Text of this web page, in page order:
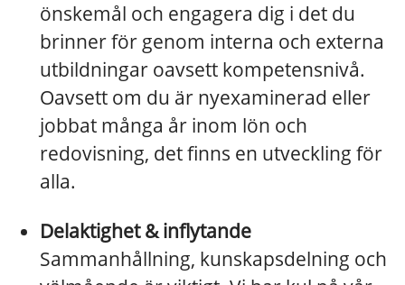
önskemål och engagera dig i det du
brinner för genom interna och externa
utbildningar oavsett kompetensnivå.
Oavsett om du är nyexaminerad eller
jobbat många år inom lön och
redovisning, det finns en utveckling för
alla.
Delaktighet & inflytande
Sammanhållning, kunskapsdelning och